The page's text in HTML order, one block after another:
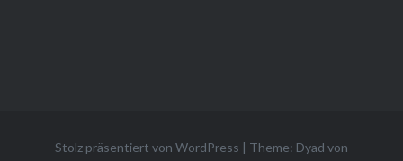
Stolz präsentiert von WordPress | Theme: Dyad von